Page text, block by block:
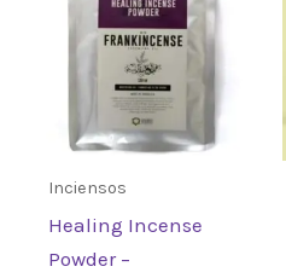
Inciensos
Healing Incense
Powder –